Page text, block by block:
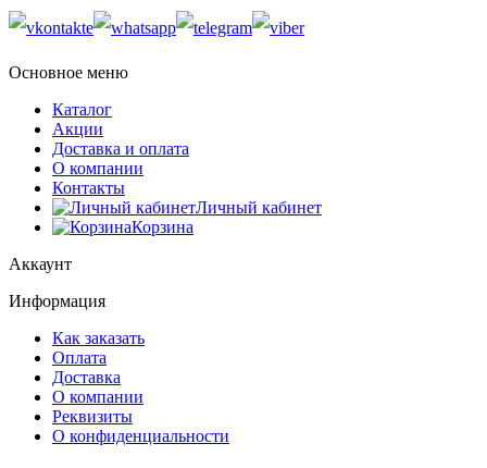
Основное меню
Каталог
Акции
Доставка и оплата
О компании
Контакты
Личный кабинет
Корзина
Аккаунт
Информация
Как заказать
Оплата
Доставка
О компании
Реквизиты
О конфиденциальности